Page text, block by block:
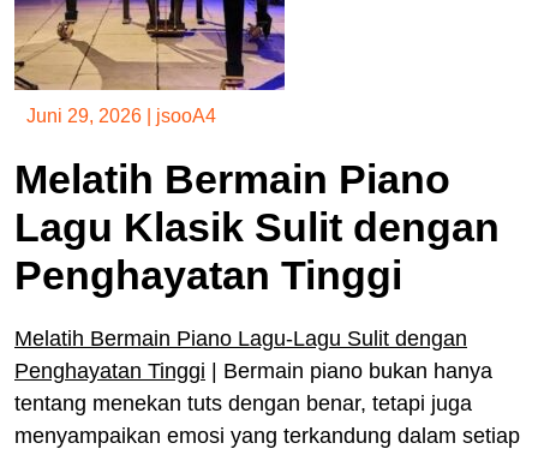
Juni 29, 2026 jsooA4
Melatih Bermain Piano
Lagu Klasik Sulit dengan
Penghayatan Tinggi
Melatih Bermain Piano Lagu-Lagu Sulit dengan
Penghayatan Tinggi | Bermain piano bukan hanya
tentang menekan tuts dengan benar, tetapi juga
menyampaikan emosi yang terkandung dalam setiap